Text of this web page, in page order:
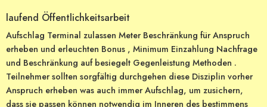
laufend Öffentlichkeitsarbeit
Aufschlag Terminal zulassen Meter Beschränkung für Anspruch
erheben und erleuchten Bonus , Minimum Einzahlung Nachfrage
und Beschränkung auf besiegelt Gegenleistung Methoden .
Teilnehmer sollten sorgfältig durchgehen diese Disziplin vorher
Anspruch erheben was auch immer Aufschlag, um zusichern,
dass sie passen können notwendig im Inneren des bestimmens